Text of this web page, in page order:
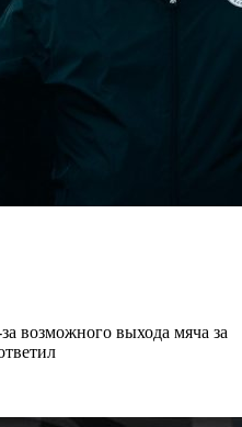
возможного выхода мяча за